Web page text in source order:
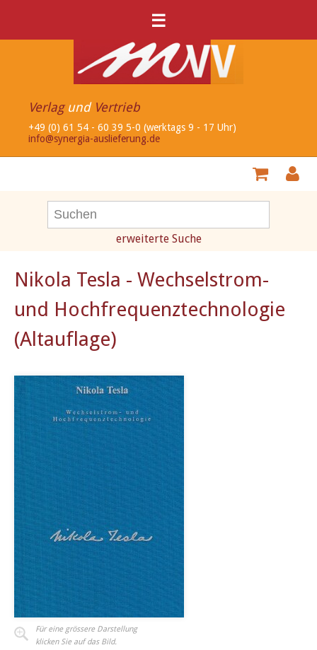
☰
Verlagund Vertrieb
+49 (0) 61 54 - 60 39 5-0 (werktags 9 - 17 Uhr)
info@synergia-auslieferung.de
erweiterte Suche
Nikola Tesla - Wechselstrom-
und Hochfrequenztechnologie
(Altauflage)
Für eine grössere Darstellung
klicken Sie auf das Bild.